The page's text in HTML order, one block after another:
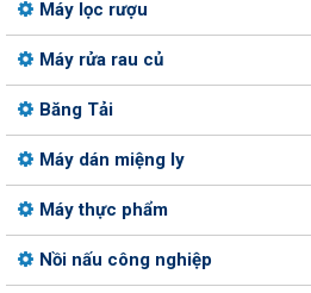
Máy lọc rượu
Máy rửa rau củ
Băng Tải
Máy dán miệng ly
Máy thực phẩm
Nồi nấu công nghiệp